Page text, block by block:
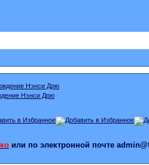
Нэнси Дрю
или по электронной почте